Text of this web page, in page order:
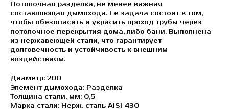
Потолочная разделка, не менее важная
составляющая дымохода. Ее задача состоит в том,
чтобы обезопасить и украсить проход трубы через
потолочное перекрытия дома, либо бани. Выполнена
из нержавеющей стали, что гарантирует
долговечность и устойчивость к внешним
воздействиям.
Диаметр: 200
Элемент дымохода: Разделка
Толщина стали, мм: 0,5
Марка стали: Нерж. сталь AISI 430